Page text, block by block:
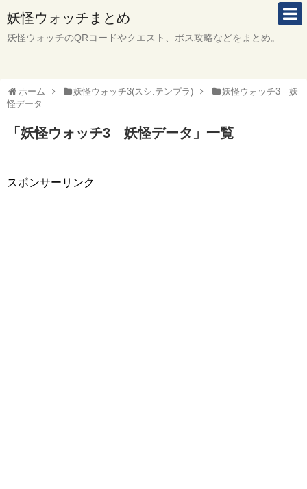
妖怪ウォッチまとめ
妖怪ウォッチのQRコードやクエスト、ボス攻略などをまとめ。
ホーム 妖怪ウォッチ3(スシ.テンプラ)
妖怪ウォッチ3 妖
怪データ
「 妖怪ウォッチ3 妖怪データ 」 一覧
スポンサーリンク